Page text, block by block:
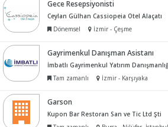
Gece Resepsiyonisti
Ceylan Gülhan Cassiopeia Otel Alaçatı
Dönemsel
İzmir - Çeşme
Gayrimenkul Danışman Asistanı
İmbatlı Gayrimenkul Yatırım
Tam zamanlı
İzmir - Karşıyaka
Garson
Kupon Bar Restoran San ve Tic Ltd Şti